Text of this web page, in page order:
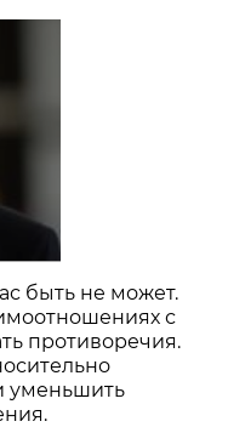
быть не может.
с
противоречия.
уменьшить